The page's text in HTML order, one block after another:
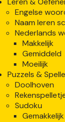
Engelse
Naam leren
Nederlands
Makkelijk
Gemiddeld
Moeilijk
Puzzels &
Doolhoven
Sudoku
Gemakkelijk